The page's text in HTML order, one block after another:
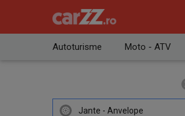
Autoturisme Moto - ATV
Jante - Anvelope